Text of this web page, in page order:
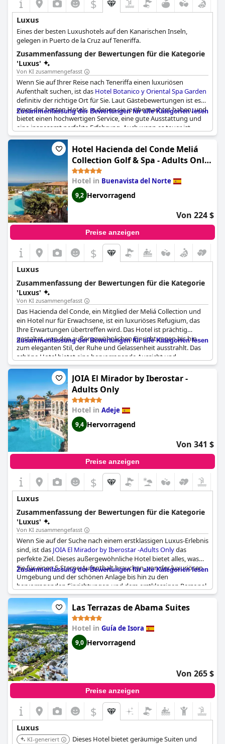
allem ist dasRoyal Hideaway Corales Suitesdefinitiv eines der
schönsten Hotels, in dem Sie jemals übernachten werden.
$
Luxus
Eines der besten Luxushotels auf den Kanarischen Inseln,
gelegen in Puerto de la Cruz auf Teneriffa.
Zusammenfassung der Bewertungen für die Kategorie
'Luxus'
Von KI zusammengefasst
Wenn Sie auf Ihrer Reise nach Teneriffa einen luxuriösen
Aufenthalt suchen, ist das Hotel Botanico y Oriental Spa Garden
definitiv der richtige Ort für Sie. Laut Gästebewertungen ist es
eines der besten Hotels, in denen sie je übernachtet haben, und
bietet einen hochwertigen Service, eine gute Ausstattung und
eine insgesamt perfekte Erfahrung. Auch wenn es teuer ist,
bekommen Sie das, wofür Sie bezahlen: Sie wohnen in einem 5-
Sterne-Hotel, das seit vielen Jahren eine klassische Empfehlung
ist. Sie werden von wunderschönen Gärten, Pools und einem
Spa umgeben sein und eine einzigartige Oase erleben. Die
Zimmer sind groß und haben luxuriöse Badezimmer, die
absoluten Komfort und Glückseligkeit bieten. Das Hotelpersonal
ist sehr aufmerksam und freundlich, und Sie können ein
köstliches Frühstück genießen. Als einziger Nachteil wurde
erwähnt, dass das Hotel nicht immer der 5-Sterne-Kategorie
entspricht, aber insgesamt scheint das Luxuserlebnis es wert zu
sein.
Zusammenfassung der Bewertungen für alle Kategorien lesen
Hotel Hacienda del Conde Meliá
Collection Golf & Spa - Adults Only
(Hacienda del Conde member of
Meliá Collection Golf and Spa -
Adults only - Small Luxury Hotel of
the World)
Hotel in Buenavista del Norte
9,2 Hervorragend
Von 224 $
Preise anzeigen
$
Luxus
Zusammenfassung der Bewertungen für die Kategorie
'Luxus'
Von KI zusammengefasst
Das Hacienda del Conde, ein Mitglied der Meliá Collection und
ein Hotel nur für Erwachsene, ist ein luxuriöses Refugium, das
Ihre Erwartungen übertreffen wird. Das Hotel ist prächtig
gestaltet, von den außergewöhnlichen Einrichtungen bis hin
zum eleganten Stil, der Ruhe und Gelassenheit ausstrahlt. Das
schöne Hotel bietet eine hervorragende Aussicht und
fantastische Einrichtungen, die für einen ruhigen und luxuriösen
Aufenthalt ideal sind. Das Hotel bietet außerdem komfortable
Zimmer mit makellosem, sauberem Interieur und luxuriösen
Betten. Es ist der perfekte Ort für alle, die einen traumhaften
Aufenthalt suchen. Erleben Sie puren Luxus, modernste
Annehmlichkeiten und außergewöhnliche Dienstleistungen, die
Ihren Aufenthalt unvergesslich machen werden. Die Hacienda
del Conde ist ein einzigartiges Resort mit den besten
Dienstleistungen und Einrichtungen inmitten malerischer
Landschaften.
Zusammenfassung der Bewertungen für alle Kategorien lesen
JOIA El Mirador by Iberostar -
Adults Only
Hotel in Adeje
9,4 Hervorragend
Von 341 $
Preise anzeigen
$
Luxus
Zusammenfassung der Bewertungen für die Kategorie
'Luxus'
Von KI zusammengefasst
Wenn Sie auf der Suche nach einem erstklassigen Luxus-Erlebnis
sind, ist das JOIA El Mirador by Iberostar -Adults Onlydas
perfekte Ziel. Dieses außergewöhnliche Hotel bietet alles, was
Sie für einen 5-Sterne-Aufenthalt brauchen, von der luxuriösen
Umgebung und der schönen Anlage bis hin zu den
hervorragenden Einrichtungen und dem erstklassigen Personal.
Das außergewöhnliche Team des Hotels sorgt dafür, dass jeder
Aspekt Ihres Aufenthalts einwandfrei ist, vom hervorragenden
Zimmerservice über das Spa bis hin zu den fantastischen
Restaurants. In einem der atemberaubenden, sorgfältig
gestalteten Zimmer des Hotels können Sie sich dem absoluten
Luxus hingeben. Dies ist wahrlich eines der schönsten Hotels
auf Teneriffa und ein traumhaftes, außergewöhnliches Hotel,
das Ihnen den Atem rauben wird. Zögern Sie nicht und buchen
Sie Ihren Aufenthalt im Iberostar Grand El Mirador - das beste
Hotel, das Sie je erleben werden, in jeder Hinsicht!
Zusammenfassung der Bewertungen für alle Kategorien lesen
Las Terrazas de Abama Suites
Hotel in Guía de Isora
9,0 Hervorragend
Von 265 $
Preise anzeigen
$
Luxus
KI-generiert
Dieses Hotel bietet geräumige Suiten und